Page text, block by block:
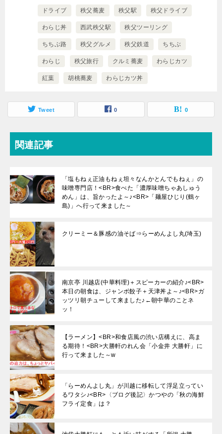
ドライブ 秩父蕎麦 秩父駅 秩父ドライブ
わらじ丼 西武秩父駅 秩父ツーリング
ちちぶ路 秩父グルメ 秩父鉄道 ちちぶ
わらじ 秩父旅行 クルミ蕎麦 わらじカツ
紅葉 胡桃蕎麦 わらじカツ丼
Tweet 0 0
関連記事
「塩もねぇ正油もねぇ坦々なんかとんでもねぇ」の
味噌専門店！<BR>食べた「濃厚味噌ちゃあしゅう
めん」は、旨かったよ～♪<BR>「麺屋ひじり(鶴ヶ
島)」へ行って来ました～
クリーミー＆豚感の油そば⇒らーめんよし丸(埼玉)
南京亭 川越店(中華料理)＋スピーカーの紹介♪<BR>
本日の朝食は、ジャンボ餃子＋天津丼よ～♪<BR>ガ
ッツリ朝チューして来ました♪←朝中華のことネ
ッ！
【ラーメン】<BR>和食店風の渋い店構えに、高ま
る期待！<BR>大勝軒のれん会「小金井 大勝軒」に
行って来ました～w
「らーめんよし丸」が川越に移転して浮足立ってい
るワタシ♪<BR>〈ブログ後記〉かつやの「秋の海鮮
フライ定食」は？